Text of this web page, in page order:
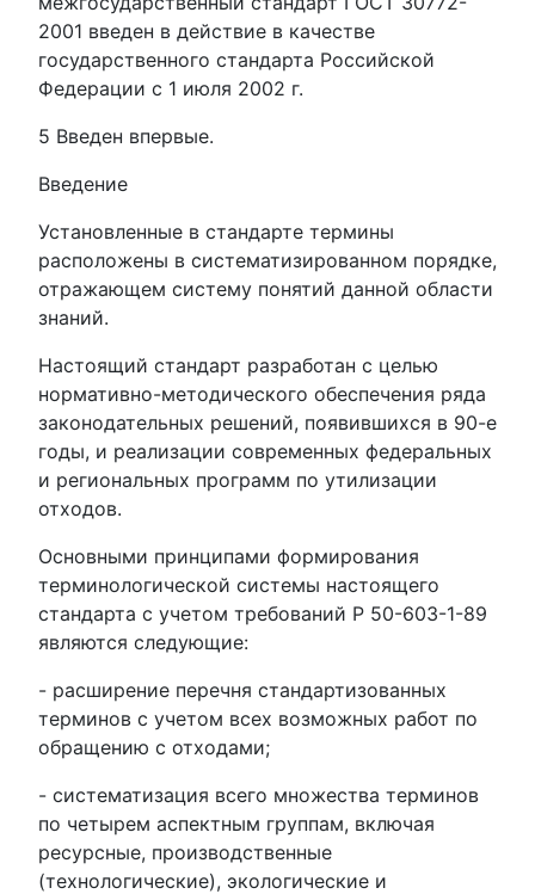
2001 введен в действие в качестве
государственного стандарта Российской
Федерации с 1 июля 2002 г.
5 Введен впервые.
Введение
Установленные в стандарте термины
расположены в систематизированном порядке,
отражающем систему понятий данной области
знаний.
Настоящий стандарт разработан с целью
нормативно-методического обеспечения ряда
законодательных решений, появившихся в 90-е
годы, и реализации современных федеральных
и региональных программ по утилизации
отходов.
Основными принципами формирования
терминологической системы настоящего
стандарта с учетом требований Р 50-603-1-89
являются следующие:
- расширение перечня стандартизованных
терминов с учетом всех возможных работ по
обращению с отходами;
- систематизация всего множества терминов
по четырем аспектным группам, включая
ресурсные, производственные
(технологические), экологические и